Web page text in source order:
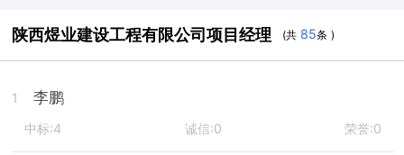
陕西煜业建设工程有限公司项目经理 (共 85条 )
1 李鹏
中标:4 诚信:0 荣誉:0